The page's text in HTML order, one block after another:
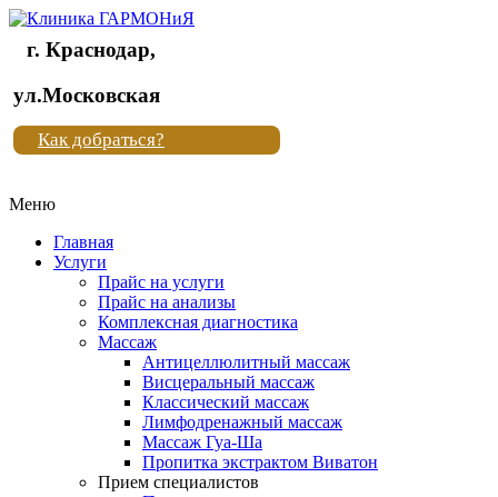
Клиника
"Новая
жизнь"
Клиника
жизнь"
г. Краснодар,
ул.Московская
Как добраться?
Меню
Главная
Услуги
Прайс на услуги
Прайс на анализы
Комплексная диагностика
Массаж
Антицеллюлитный массаж
Висцеральный массаж
Классический массаж
Лимфодренажный массаж
Массаж Гуа-Ша
Пропитка экстрактом Виватон
Прием специалистов